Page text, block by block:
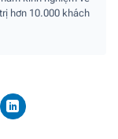
hơn 10.000 khách